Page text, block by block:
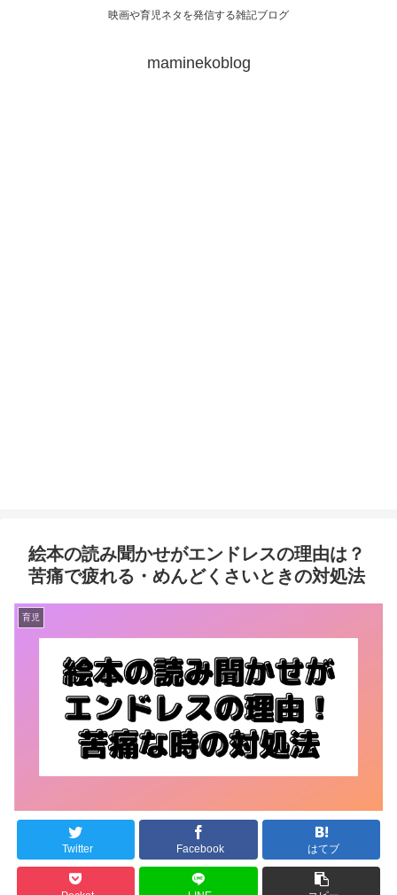
映画や育児ネタを発信する雑記ブログ
maminekoblog
絵本の読み聞かせがエンドレスの理由は？
苦痛で疲れる・めんどくさいときの対処法
育児
Twitter Facebook はてブ